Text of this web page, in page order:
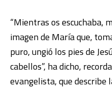
“Mientras os escuchaba,
imagen de María que,
puro, ungió los pies de
cabellos”, ha dicho,
evangelista, que describe